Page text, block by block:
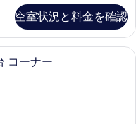
空室状況と料金を確認
コーナー